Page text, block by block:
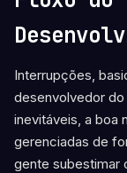
Interrupções,
desenvolvedor
inevitáveis, a boa
gerenciadas de
gente subestimar